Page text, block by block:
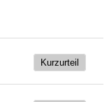
Kurzurteil